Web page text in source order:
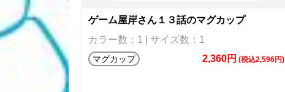
ゲーム屋岸さん１３話のマグカップ
カラー数：1 | サイズ数：1
マグカップ 2,360円 (税込2,596円)